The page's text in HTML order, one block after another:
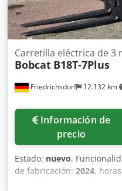
Friedrichsdorf 12.132 km
Carretilla eléctrica de 3
Bobcat B18T-7Plus
Información de
precio
Estado: nuevo,
de fabricación: 2024,
1.800